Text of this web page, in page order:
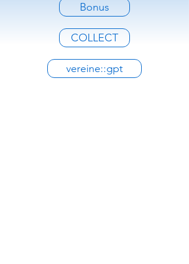
Bonus
COLLECT
vereine::gpt